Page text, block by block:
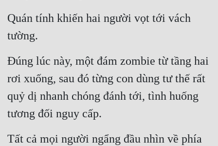
Võng Du
Xuyên Không
Xuyên Thư
Điền Văn
Quán tính khiến hai người vọt tới vách
tường.
Đúng lúc này, một đám zombie từ tầng hai
rơi xuống, sau đó từng con dùng tư thế rất
quỷ dị nhanh chóng đánh tới, tình huống
tương đối nguy cấp.
Tất cả mọi người ngẩng đầu nhìn về phía